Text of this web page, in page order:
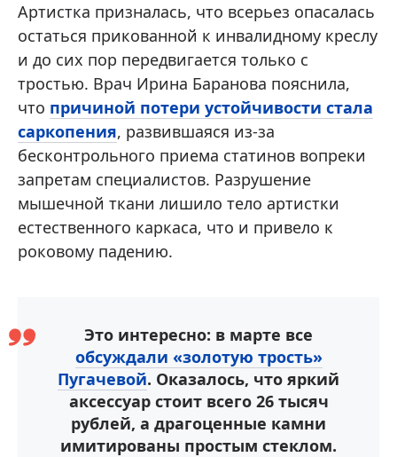
Артистка призналась, что всерьез опасалась
остаться прикованной к инвалидному креслу
и до сих пор передвигается только с
тростью. Врач Ирина Баранова пояснила,
что причиной потери устойчивости стала
саркопения, развившаяся из-за
бесконтрольного приема статинов вопреки
запретам специалистов. Разрушение
мышечной ткани лишило тело артистки
естественного каркаса, что и привело к
роковому падению.
Это интересно: в марте все
обсуждали «золотую трость»
Пугачевой. Оказалось, что яркий
аксессуар стоит всего 26 тысяч
рублей, а драгоценные камни
имитированы простым стеклом.